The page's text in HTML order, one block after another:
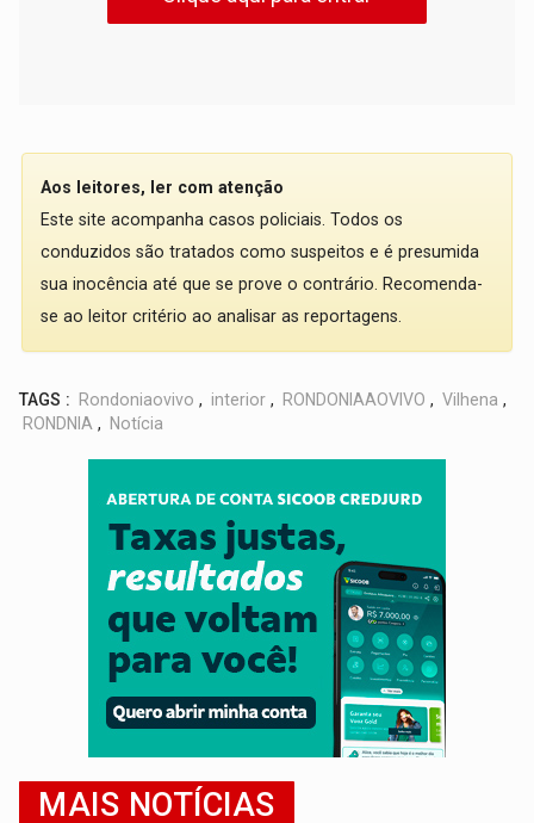
Aos leitores, ler com atenção
Este site acompanha casos policiais. Todos os
conduzidos são tratados como suspeitos e é presumida
sua inocência até que se prove o contrário. Recomenda-
se ao leitor critério ao analisar as reportagens.
TAGS : Rondoniaovivo , interior , RONDONIAAOVIVO , Vilhena ,
RONDNIA , Notícia
MAIS NOTÍCIAS